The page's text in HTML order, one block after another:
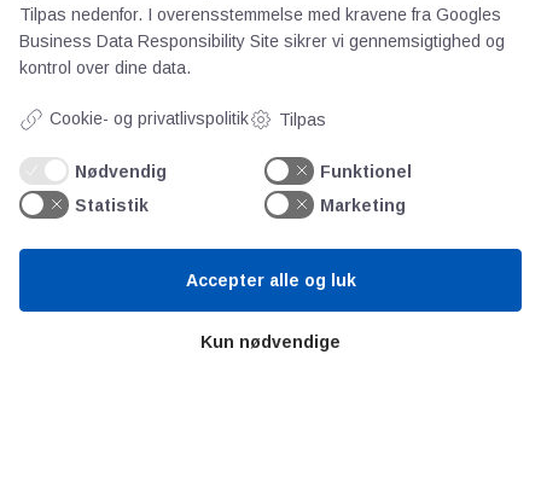
Persondata
Teknologisk Institut
Bitva
Videncentre
Litteratur
Tilpas nedenfor. I overensstemmelse med kravene fra Googles
Business Data Responsibility Site sikrer vi gennemsigtighed og
kontrol over dine data.
Cookie- og privatlivspolitik Tilpas
Nødvendig
Funktionel
Statistik
Marketing
Kun nødvendige
Accepter alle og luk